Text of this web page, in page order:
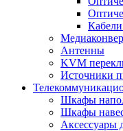
Антенны
KVM
Источники
Шкафы
Шкафы
Аксессуары